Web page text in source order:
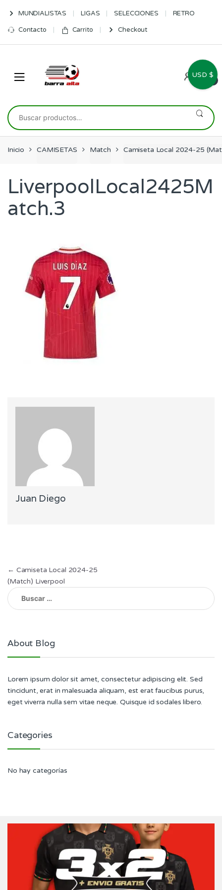
navigation
content
MUNDIALISTAS LIGAS SELECCIONES RETRO
Contacto Carrito Checkout
0
Buscar
por:
Inicio CAMISETAS Match Camiseta Local 2024-25
LiverpoolLocal2425M
atch.3
Juan Diego
Navegación
de
entradas
← Camiseta Local 2024-25
(Match) Liverpool
Buscar:
About Blog
Lorem ipsum dolor sit amet, consectetur adipiscing elit. Sed
tincidunt, erat in malesuada aliquam, est erat faucibus purus,
eget viverra nulla sem vitae neque. Quisque id sodales libero.
Categories
No hay categorías
USD $